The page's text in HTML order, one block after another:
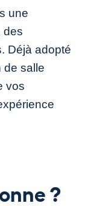
une
des
Déjà adopté
de salle
vos
?